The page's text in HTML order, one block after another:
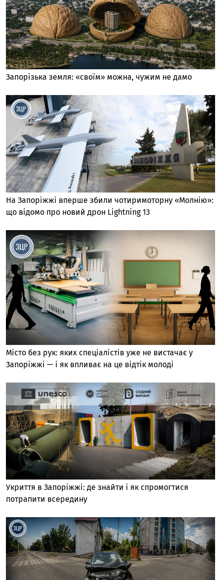
Запорізька земля: «своїм» можна, чужим не дамо
На Запоріжжі вперше збили чотиримоторну «Молнію»:
що відомо про новий дрон Lightning 13
Місто без рук: яких спеціалістів уже не вистачає у
Запоріжжі — і як впливає на це відтік молоді
Укриття в Запоріжжі: де знайти і як спромогтися
потрапити всередину